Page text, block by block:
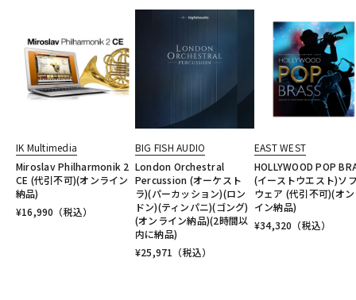
IK Multimedia
Miroslav Philharmonik 2
CE (代引不可)(オンライン
納品)
¥16,990 （税込）
BIG FISH AUDIO
London Orchestral
Percussion (オーケスト
ラ)(パーカッション)(ロン
ドン)(ティンパニ)(ゴング)
(オンライン納品)(2時間以
内に納品)
¥25,971 （税込）
EAST WEST
HOLLYWOOD POP
(イーストウエスト)ソ
ウェア (代引不可)(オ
イン納品)
¥34,320 （税込）